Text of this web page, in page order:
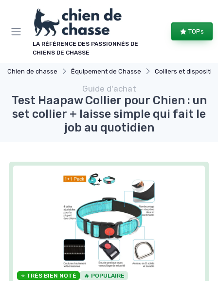
LA RÉFÉRENCE DES PASSIONNÉS DE
CHIENS DE CHASSE
TOPs
Chien de chasse Équipement de Chasse Colliers et dispositifs
Guide d'achat
Test Haapaw Collier pour Chien : un
set collier + laisse simple qui fait le
job au quotidien
⭐ TRÈS BIEN NOTÉ 🔥 POPULAIRE
Panneau de gestion des cookies